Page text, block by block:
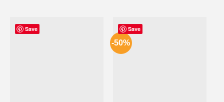
Save Save
-50%